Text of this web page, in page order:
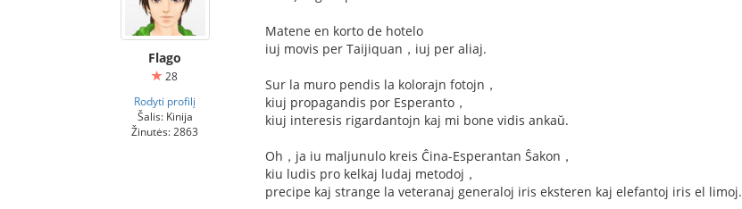
Flago
28
Rodyti profilį
Šalis: Kinija
Žinutės: 2863
Matene en korto de hotelo
iuj movis per Taijiquan，iuj per aliaj.
Sur la muro pendis la kolorajn fotojn，
kiuj propagandis por Esperanto，
kiuj interesis rigardantojn kaj mi bone vidis ankaŭ.
Oh，ja iu maljunulo kreis Ĉina-Esperantan Ŝakon，
kiu ludis pro kelkaj ludaj metodoj，
precipe kaj strange la veteranaj generaloj iris eksteren kaj elefantoj iris el limoj.